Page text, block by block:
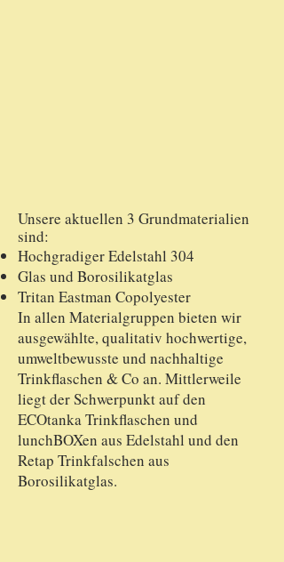
Unsere aktuellen 3 Grundmaterialien
sind:
Hochgradiger Edelstahl 304
Glas und Borosilikatglas
Tritan Eastman Copolyester
In allen Materialgruppen bieten wir
ausgewählte, qualitativ hochwertige,
umweltbewusste und nachhaltige
Trinkflaschen & Co an. Mittlerweile
liegt der Schwerpunkt auf den
ECOtanka Trinkflaschen und
lunchBOXen aus Edelstahl und den
Retap Trinkfalschen aus
Borosilikatglas.